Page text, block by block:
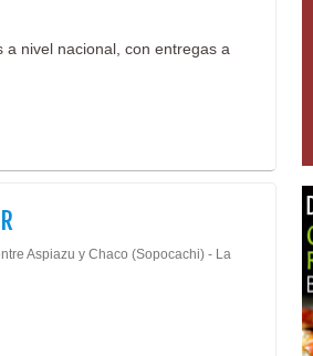
nivel nacional, con entregas a
Aspiazu y Chaco (Sopocachi) - La